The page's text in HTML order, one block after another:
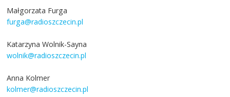
Małgorzata Furga
furga@radioszczecin.pl
Katarzyna Wolnik-Sayna
wolnik@radioszczecin.pl
Anna Kolmer
kolmer@radioszczecin.pl